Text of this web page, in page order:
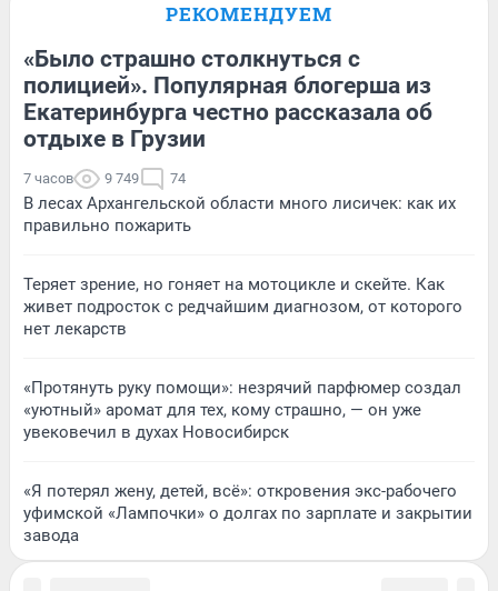
РЕКОМЕНДУЕМ
«Было страшно столкнуться с
полицией». Популярная блогерша из
Екатеринбурга честно рассказала об
отдыхе в Грузии
7 часов 9 749 74
В лесах Архангельской области много лисичек: как их
правильно пожарить
Теряет зрение, но гоняет на мотоцикле и скейте. Как
живет подросток с редчайшим диагнозом, от которого
нет лекарств
«Протянуть руку помощи»: незрячий парфюмер создал
«уютный» аромат для тех, кому страшно, — он уже
увековечил в духах Новосибирск
«Я потерял жену, детей, всё»: откровения экс-рабочего
уфимской «Лампочки» о долгах по зарплате и закрытии
завода